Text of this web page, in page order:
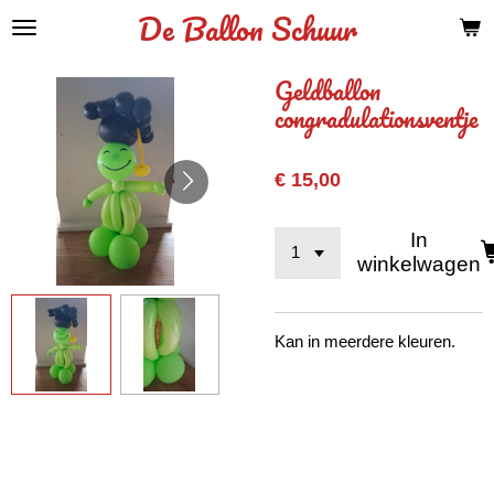
Ga
hoofdinhoud
De Ballon Schuur
Geldballon
congradulationsventje
€ 15,00
In
winkelwagen
Kan in meerdere kleuren.